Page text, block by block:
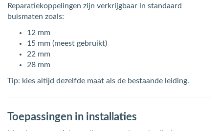
Reparatiekoppelingen zijn verkrijgbaar in standaard
buismaten zoals:
12 mm
15 mm (meest gebruikt)
22 mm
28 mm
Tip: kies altijd dezelfde maat als de bestaande leiding.
Toepassingen in installaties